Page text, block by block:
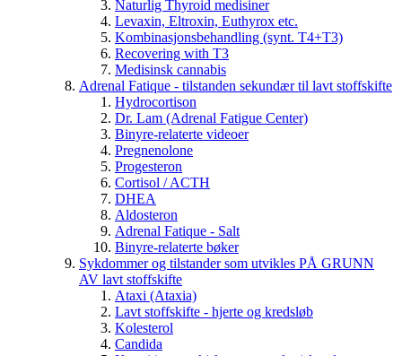
Naturlig Thyroid medisiner
Levaxin, Eltroxin, Euthyrox etc.
Kombinasjonsbehandling (synt. T4+T3)
Recovering with T3
Medisinsk cannabis
Adrenal Fatique - tilstanden sekundær til lavt stoffskifte
Hydrocortison
Dr. Lam (Adrenal Fatigue Center)
Binyre-relaterte videoer
Pregnenolone
Progesteron
Cortisol / ACTH
DHEA
Aldosteron
Adrenal Fatique - Salt
Binyre-relaterte bøker
Sykdommer og tilstander som utvikles PÅ GRUNN
AV lavt stoffskifte
Ataxi (Ataxia)
Lavt stoffskifte - hjerte og kredsløb
Kolesterol
Candida